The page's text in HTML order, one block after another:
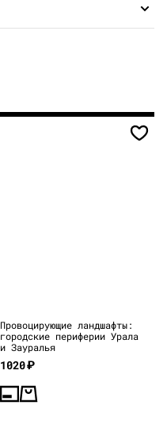
Провоцирующие ландшафты:
городские периферии Урала
и Зауралья
1020₽